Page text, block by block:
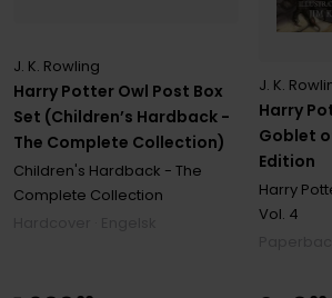
Harry Potter Owl Post Box
Set (Children’s Hardback -
The Complete Collection)
J. K. Rowling
Children's Hardback - The
Complete Collection
Harry
Goblet
Edition
J. K.
Harry
Vol. 4